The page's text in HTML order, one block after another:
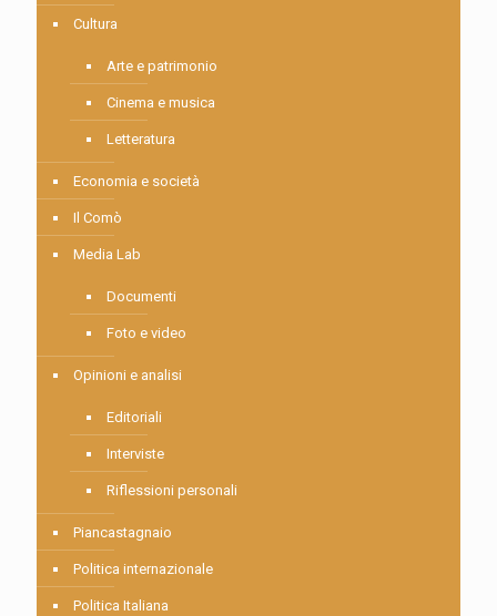
Cultura
Arte e patrimonio
Cinema e musica
Letteratura
Economia e società
Il Comò
Media Lab
Documenti
Foto e video
Opinioni e analisi
Editoriali
Interviste
Riflessioni personali
Piancastagnaio
Politica internazionale
Politica Italiana